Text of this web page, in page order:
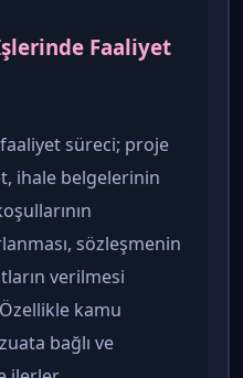
Faaliyet
süreci; proje
ihale belgelerinin
sözleşmenin
verilmesi
kamu
bağlı ve